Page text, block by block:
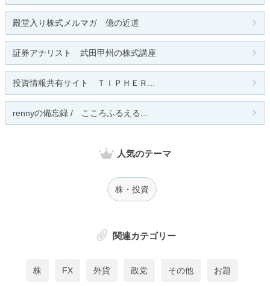
殿堂入り株式メルマガ 億の近道
証券アナリスト 武田甲州の株式講座
投資情報共有サイト ＴＩＰＨＥＲ...
rennyの備忘録 / こころふるえる...
人気のテーマ
株・投資
関連カテゴリー
株 FX 外貨 政党 その他 お題